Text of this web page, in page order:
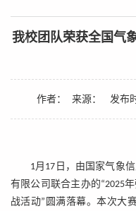
我校团队荣获全国气
作者： 来源： 发布
1月17日，由国家气象
有限公司联合主办的“2025
战活动”圆满落幕。本次大